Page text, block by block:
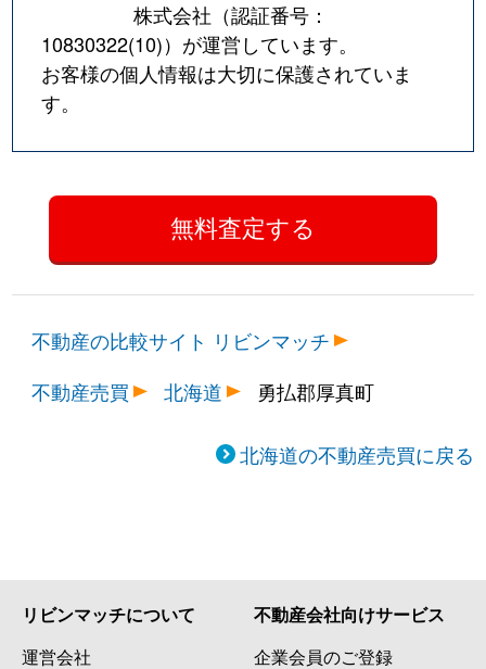
株式会社（認証番号：
10830322(10)）が運営しています。
お客様の個人情報は大切に保護されていま
す。
不動産の比較サイト リビンマッチ
不動産売買
北海道 勇払郡厚真町
北海道の不動産売買に戻る
リビンマッチについて
運営会社
不動産会社向けサービス
企業会員のご登録